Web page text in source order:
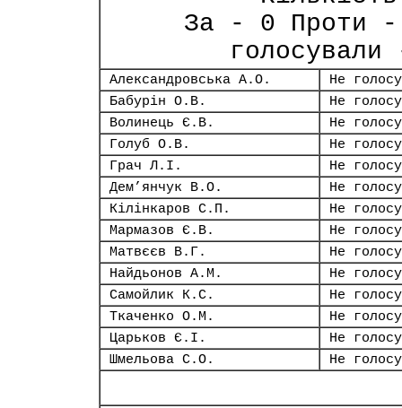
За - 0 Проти -
Александровська А.О.
Не
Бабурін О.В.
Не
Волинець Є.В.
Не
Голуб О.В.
Не
Грач Л.І.
Не
Дем’янчук В.О.
Не
Кілінкаров С.П.
Не
Мармазов Є.В.
Не
Матвєєв В.Г.
Не
Найдьонов А.М.
Не
Самойлик К.С.
Не
Ткаченко О.М.
Не
Царьков Є.І.
Не
Шмельова С.О.
Не